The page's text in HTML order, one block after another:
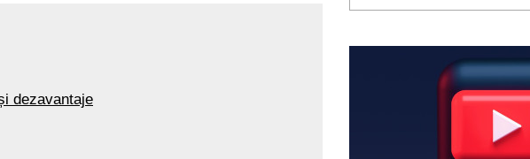
dezavantaje